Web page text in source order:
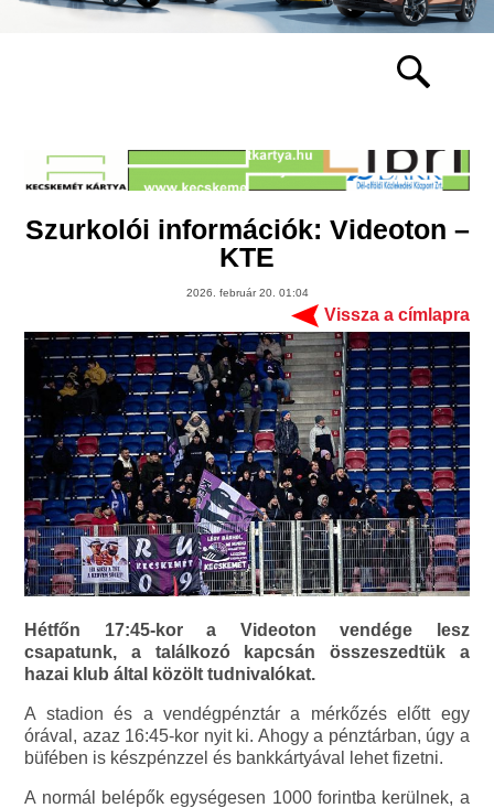
Szurkolói információk: Videoton –
KTE
2026. február 20. 01:04
Vissza a címlapra
Hétfőn 17:45-kor a Videoton vendége lesz
csapatunk, a találkozó kapcsán összeszedtük a
hazai klub által közölt tudnivalókat.
A stadion és a vendégpénztár a mérkőzés előtt egy
órával, azaz 16:45-kor nyit ki. Ahogy a pénztárban, úgy a
büfében is készpénzzel és bankkártyával lehet fizetni.
A normál belépők egységesen 1000 forintba kerülnek, a